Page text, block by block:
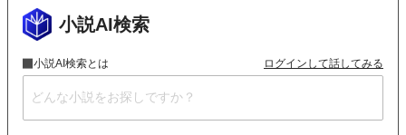
小説AI検索
小説AI検索とは ログインして話してみる